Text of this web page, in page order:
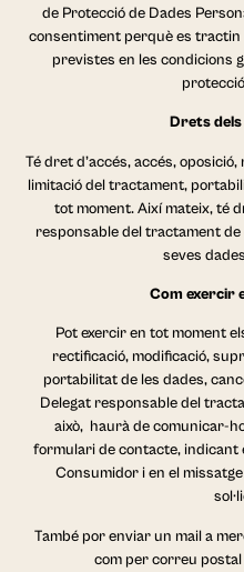
de Protecció de Dades
consentiment perquè es tractin
previstes en les condicions
Drets
Té dret d’accés, accés,
limitació del tractament,
tot moment. Així mateix, té
responsable del tractament de
seves
Com exercir
Pot exercir en tot moment
rectificació, modificació,
portabilitat de les dades,
Delegat responsable del
això, haurà de comunicar-
formulari de contacte, indicant
Consumidor i en el
També por enviar un mail a
com per correu